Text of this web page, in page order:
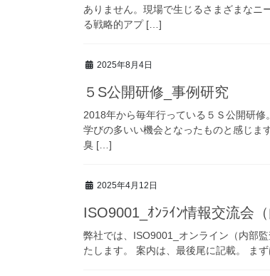
ありません。現場で生じるさまざまなニ
る戦略的アプ […]
2025年8月4日
５S公開研修_事例研究
2018年から毎年行っている５Ｓ公開研
学びの多いい機会となったものと感じま
臭 […]
2025年4月12日
ISO9001_ｵﾝﾗｲﾝ情報交流会
弊社では、ISO9001_オンライン（内部
たします。 案内は、最後尾に記載。 ま